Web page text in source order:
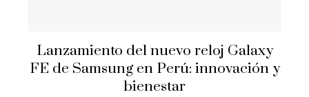
Lanzamiento del nuevo reloj Galaxy
FE de Samsung en Perú: innovación y
bienestar